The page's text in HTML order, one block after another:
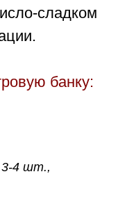
сладком
банку:
3-4 шт.,